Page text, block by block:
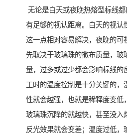
无论是白天或夜晚热熔型标线都
有足够的视认距离。白天的视认
这一点相对容易解决，夜晚的可
先取决于玻璃珠的撒布质量，玻
量，过多或过少都会影响标线的
工时的温度控制是十分关键的，
性就会越强，也就是稀释度变低
玻璃珠沉降的就越快，甚至没入
反光效果就会变差；温度过低，